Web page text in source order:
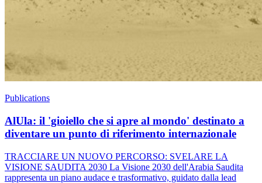
Publications
AlUla: il 'gioiello che si apre al mondo' destinato a
diventare un punto di riferimento internazionale
TRACCIARE UN NUOVO PERCORSO: SVELARE LA
VISIONE SAUDITA 2030 La Visione 2030 dell'Arabia Saudita
rappresenta un piano audace e trasformativo, guidato dalla lead